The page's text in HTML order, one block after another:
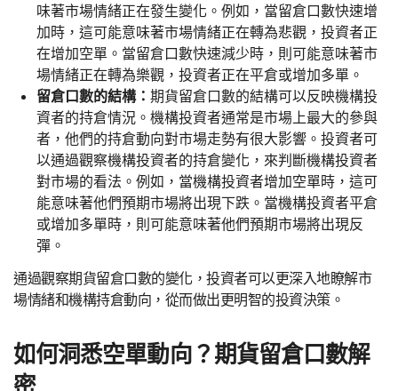
味著市場情緒正在發生變化。例如，當留倉口數快速增
加時，這可能意味著市場情緒正在轉為悲觀，投資者正
在增加空單。當留倉口數快速減少時，則可能意味著市
場情緒正在轉為樂觀，投資者正在平倉或增加多單。
留倉口數的結構： 期貨留倉口數的結構可以反映機構投
資者的持倉情況。機構投資者通常是市場上最大的參與
者，他們的持倉動向對市場走勢有很大影響。投資者可
以通過觀察機構投資者的持倉變化，來判斷機構投資者
對市場的看法。例如，當機構投資者增加空單時，這可
能意味著他們預期市場將出現下跌。當機構投資者平倉
或增加多單時，則可能意味著他們預期市場將出現反
彈。
通過觀察期貨留倉口數的變化，投資者可以更深入地瞭解市
場情緒和機構持倉動向，從而做出更明智的投資決策。
如何洞悉空單動向？期貨留倉口數解
密